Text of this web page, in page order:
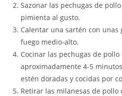
Sazonar las pechugas de
pimienta al gusto.
Calentar una sartén con unas
fuego medio-alto.
Cocinar las pechugas de
aproximadamente 4-5
estén doradas y cocidas por
Retirar las milanesas de pollo